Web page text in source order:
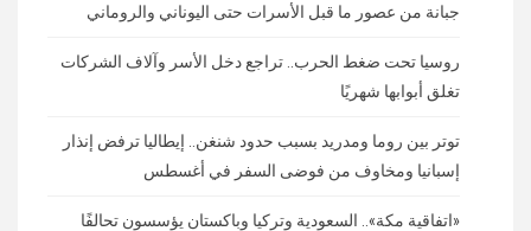
جبانة من عصور ما قبل الأسرات حتى اليوناني والروماني
روسيا تحت ضغط الحرب.. تراجع دخل الأسر وآلاف الشركات
تغلق أبوابها شهريًا
توتر بين روما ومدريد بسبب حدود شنغن.. إيطاليا ترفض إنذار
إسبانيا ومخاوف من فوضى السفر في أغسطس
«اتفاقية مكة».. السعودية وتركيا وباكستان يؤسسون تحالفًا